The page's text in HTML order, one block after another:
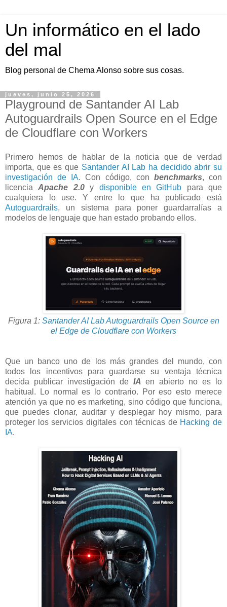
Un informático en el lado
del mal
Blog personal de Chema Alonso sobre sus cosas.
jueves, junio 25, 2026
Playground de Santander AI Lab
Autoguardrails Open Source en el Edge
de Cloudflare con Workers
Primero hemos de hablar de la noticia que de verdad
importa, que es que Santander AI Lab ha decidido abrir su
investigación de IA. Con código, con benchmarks, con
licenciaApache 2.0y disponible en GitHub para que
cualquiera lo use. Y entre lo que ha publicado está
Autoguardrails, un sistema para poner guardarralías a
modelos de lenguaje que han estado probando ellos.
Figura 1: Santander AI Lab Autoguardrails Open Source en
el Edge de Cloudflare con Workers
Que un banco uno de los más grandes del mundo, con
todos los incentivos para guardarse su ventaja técnica
decida publicar investigación de IA en abierto no es lo
habitual. Lo normal es lo contrario. Por eso esto merece
atención ya que no es marketing, sino código que funciona,
que puedes clonar, auditar y desplegar hoy mismo, para
proteger los servicios digitales con técnicas de Hacking de
IA.